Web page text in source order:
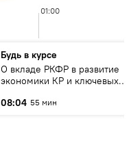
01:00
Будь в курсе
О вкладе РКФР в развитие
экономики КР и ключевых
08:04 55 мин